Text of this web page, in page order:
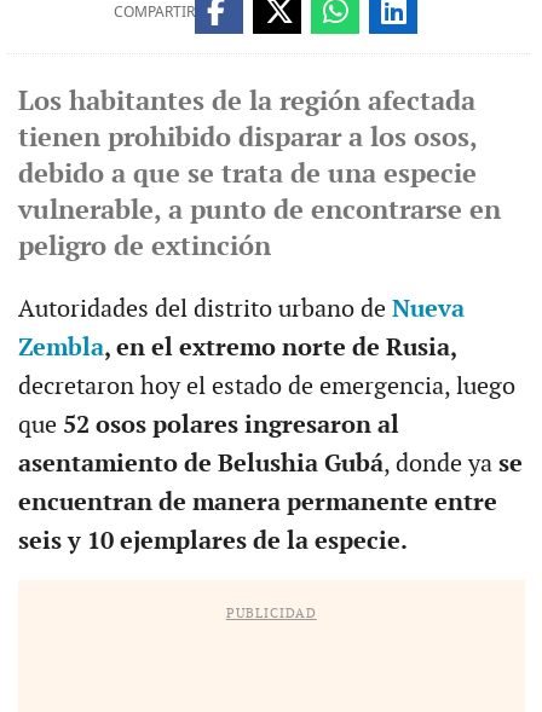
COMPARTIR
Los habitantes de la región afectada
tienen prohibido disparar a los osos,
debido a que se trata de una especie
vulnerable, a punto de encontrarse en
peligro de extinción
Autoridades del distrito urbano de Nueva
Zembla, en el extremo norte de Rusia,
decretaron hoy el estado de emergencia, luego
que52 osos polares ingresaron al
asentamiento de Belushia Gubá, donde ya se
encuentran de manera permanente entre
seis y 10 ejemplares de la especie.
PUBLICIDAD